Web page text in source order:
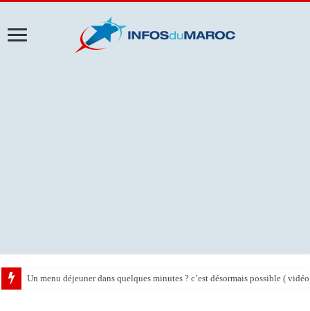
Un menu déjeuner dans quelques minutes ? c’est désormais possible (